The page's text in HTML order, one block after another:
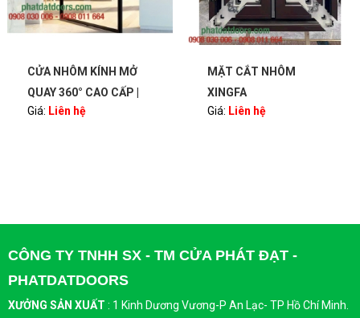
CỬA NHÔM KÍNH MỞ
QUAY 360° CAO CẤP |
BẢN LỀ PIVOT – SANG
Giá: Liên hệ
MẶT CẮT NHÔM
XINGFA
Giá: Liên hệ
CÔNG TY TNHH SX - TM CỬA PHÁT ĐẠT -
PHATDATDOORS
XƯỞNG SẢN XUẤT : 1 Kinh Dương Vương-P An Lạc- TP Hồ Chí Minh.